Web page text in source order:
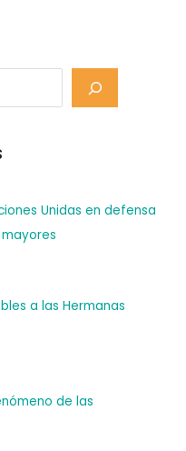
Unidas en defensa
a las Hermanas
de las